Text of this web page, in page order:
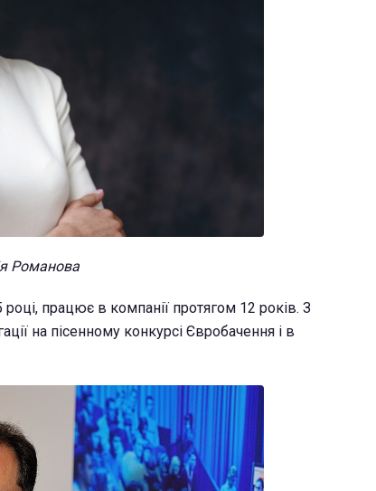
Романова
працює в компанії протягом 12 років. З
на пісенному конкурсі Євробачення і в